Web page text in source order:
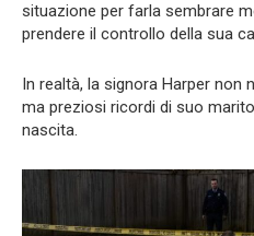
situazione per farla sembrare
prendere il controllo della sua
In realtà, la signora Harper non
ma preziosi ricordi di suo
nascita.